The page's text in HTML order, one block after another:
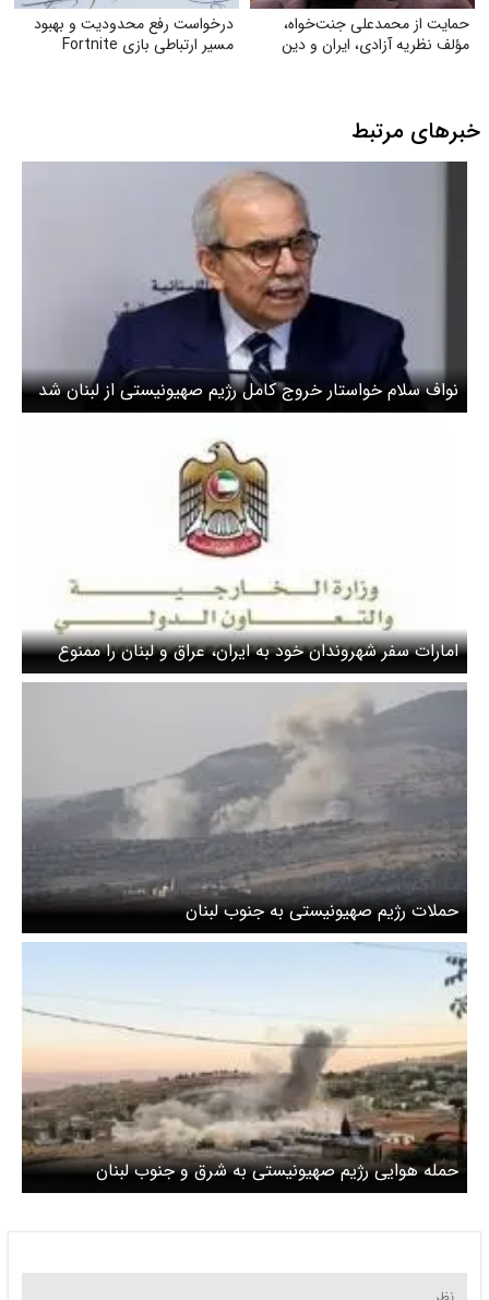
حمایت از محمدعلی جنت‌خواه،
مؤلف نظریه آزادی، ایران و دین
درخواست رفع محدودیت و بهبود
مسیر ارتباطی بازی Fortnite
خبرهای مرتبط
نواف سلام خواستار خروج کامل رژیم صهیونیستی از لبنان شد
امارات سفر شهروندان خود به ایران، عراق و لبنان را ممنوع
کرد
حملات رژیم صهیونیستی به جنوب لبنان
حمله هوایی رژیم صهیونیستی به شرق و جنوب لبنان